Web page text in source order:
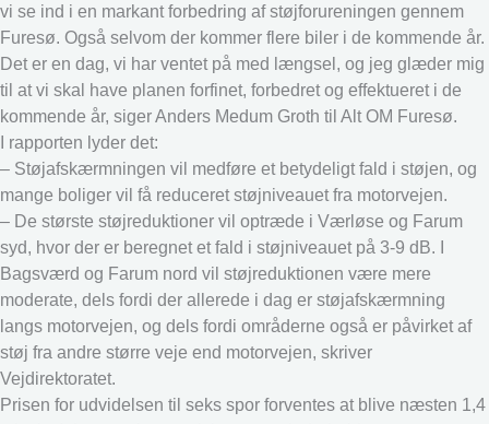
vi se ind i en markant forbedring af støjforureningen gennem
Furesø. Også selvom der kommer flere biler i de kommende år.
Det er en dag, vi har ventet på med længsel, og jeg glæder mig
til at vi skal have planen forfinet, forbedret og effektueret i de
kommende år, siger Anders Medum Groth til Alt OM Furesø.
I rapporten lyder det:
– Støjafskærmningen vil medføre et betydeligt fald i støjen, og
mange boliger vil få reduceret støjniveauet fra motorvejen.
– De største støjreduktioner vil optræde i Værløse og Farum
syd, hvor der er beregnet et fald i støjniveauet på 3-9 dB. I
Bagsværd og Farum nord vil støjreduktionen være mere
moderate, dels fordi der allerede i dag er støjafskærmning
langs motorvejen, og dels fordi områderne også er påvirket af
støj fra andre større veje end motorvejen, skriver
Vejdirektoratet.
Prisen for udvidelsen til seks spor forventes at blive næsten 1,4